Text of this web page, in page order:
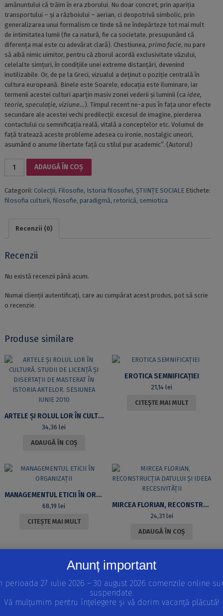
amănuntului că trăim în era zborului. Nu doar concret, prin apariţia
transportului – şi a războiului – aerian, ci deopotrivă simbolic, prin
generalizarea unui formalism ce tinde să ne îndepărteze tot mai mult
de intimitatea lumii (fie ca natură, fie ca societate, presupunând că
diferenţa mai este cu adevărat clară). Chestiunea, prima facie, nu pare
să aibă nimic uimitor, pentru că zborul acordă exclusivitate văzului,
celelalte simţuri, în condiţiile unei extreme distanţări, devenind
inutilizabile. Or, de pe la Greci, vizualul a deţinut o poziţie centrală în
cultura europeană. Binele este Soarele, educaţia este iluminare, iar
termenii acestei culturi aparţin masiv zonei vederii şi luminii (ca idee,
teorie, speculaţie, viziune…). Timpul recent ne-a pus în faţa unor efecte
secundare ale acestei vechi predilecţii: excesul de imagine, pierderea
contactului cu semnificaţia reală, vitală a conceptelor etc. Volumul de
faţă tratează aceste probleme adesea cu ironie, nostalgic uneori,
asumând o anume libertate faţă cu stilul pur academic”. (Autorul)
paradigmă
ANTIAERIANĂ
ADAUGĂ ÎN COȘ
Categorii: Colecții, Filosofie, Istoria filosofiei, ȘTIINȚE SOCIALE Etichete:
filosofia culturii, filosofie, paradigmă, retorică, semiotica
Recenzii (0)
Recenzii
Nu există recenzii până acum.
Numai clienții autentificați, care au cumpărat acest produs, pot să scrie
o recenzie.
Produse similare
ARTELE ȘI ROLUL LOR ÎN CULTURĂ. STUDII DE LICENȚĂ ȘI DISERTAȚII DE MASTERAT ÎN ISTORIA ARTELOR. SESIUNEA IUNIE 2010
34,36lei
ADAUGĂ ÎN COȘ
EROTICA SEMNIFICAȚIEI
21,14lei
CITEȘTE MAI MULT
MANAGEMENTUL ETICII ÎN ORGANIZAȚII
68,19lei
CITEȘTE MAI MULT
MIRCEA FLORIAN, RECONSTRUCȚIA DATULUI ȘI IDEEA RECESIVITĂȚII
24,31 lei
ADAUGĂ ÎN COȘ
INTERNATIONAL SCIENTIFIC CONFERENCE “EDUCATION,
SPORT AND HEALTH” Journal of Abstracts 2026
Anunț important
perioada 27 iulie 2026 – 30 august 2026 comenzile online
suspendate.
Vă mulțumim pentru înțelegere și vă dorim vacanță plăcută!